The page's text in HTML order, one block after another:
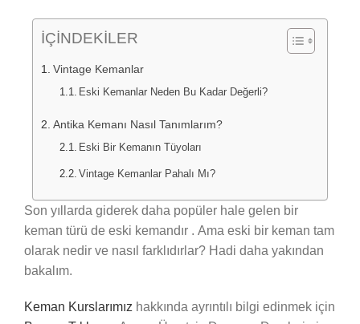
İÇİNDEKİLER
Vintage Kemanlar
Eski Kemanlar Neden Bu Kadar Değerli?
Antika Kemanı Nasıl Tanımlarım?
Eski Bir Kemanın Tüyoları
Vintage Kemanlar Pahalı Mı?
Son yıllarda giderek daha popüler hale gelen bir
keman türü de eski kemandır . Ama eski bir keman tam
olarak nedir ve nasıl farklıdırlar? Hadi daha yakından
bakalım.
Keman Kurslarımız hakkında ayrıntılı bilgi edinmek için